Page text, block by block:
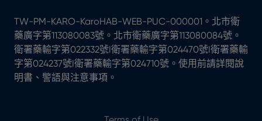
TW-PM-KARO-KaroHAB-WEB-PUC-000001。北市衛
藥廣字第113080083號。北市衛藥廣字第113080084號。
衛署藥輸字第022332號I衛署藥輸字第024470號I衛署藥輸
字第024237號I衛署藥輸字第024710號。使用前請詳閱說
明書、警語與注意事項。